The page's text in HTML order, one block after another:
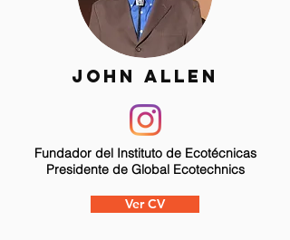
john allen
Fundador del Instituto de Ecotécnicas
Presidente de Global Ecotechnics
Ver CV